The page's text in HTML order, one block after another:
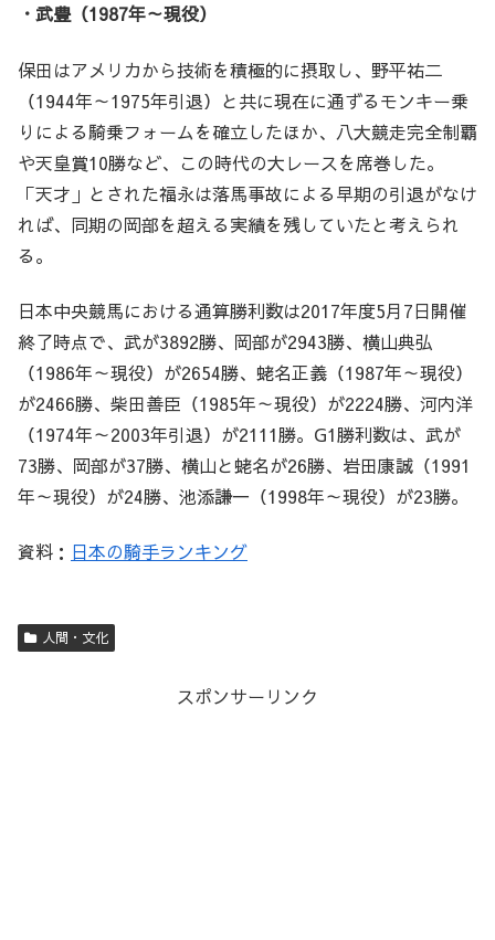
・武豊（1987年～現役）
保田はアメリカから技術を積極的に摂取し、野平祐二
（1944年～1975年引退）と共に現在に通ずるモンキー乗
りによる騎乗フォームを確立したほか、八大競走完全制覇
や天皇賞10勝など、この時代の大レースを席巻した。
「天才」とされた福永は落馬事故による早期の引退がなけ
れば、同期の岡部を超える実績を残していたと考えられ
る。
日本中央競馬における通算勝利数は2017年度5月7日開催
終了時点で、武が3892勝、岡部が2943勝、横山典弘
（1986年～現役）が2654勝、蛯名正義（1987年～現役）
が2466勝、柴田善臣（1985年～現役）が2224勝、河内洋
（1974年～2003年引退）が2111勝。G1勝利数は、武が
73勝、岡部が37勝、横山と蛯名が26勝、岩田康誠（1991
年～現役）が24勝、池添謙一（1998年～現役）が23勝。
資料： 日本の騎手ランキング
人間・文化
スポンサーリンク